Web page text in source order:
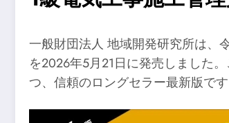
一般財団法人 地域開発研究所は、
を2026年5月21日に発売しました
つ、信頼のロングセラー最新版です